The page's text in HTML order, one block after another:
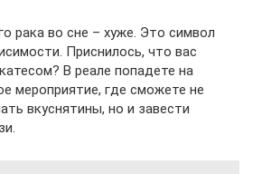
рака во сне – хуже. Это символ
Приснилось, что вас
В реале попадете на
мероприятие, где сможете не
вкуснятины, но и завести